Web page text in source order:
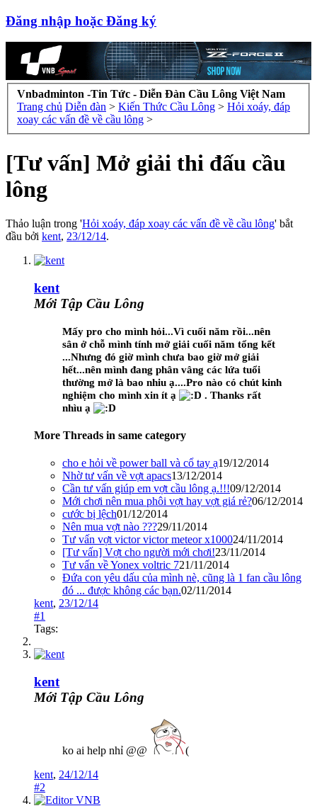
Đăng nhập hoặc Đăng ký
Vnbadminton -Tin Tức - Diễn Đàn Cầu Lông Việt Nam
Trang chủ Diễn đàn > Kiến Thức Cầu Lông > Hỏi xoáy, đáp
xoay các vấn đề về cầu lông >
[Tư vấn] Mở giải thi đấu cầu
lông
Thảo luận trong 'Hỏi xoáy, đáp xoay các vấn đề về cầu lông' bắt
đầu bởi kent, 23/12/14.
kent
Mới Tập Cầu Lông
Mấy pro cho mình hỏi...Vì cuối năm rồi...nên
sân ở chỗ mình tính mở giải cuối năm tổng kết
...Nhưng đó giờ mình chưa bao giờ mở giải
hết...nên mình đang phân vâng các lứa tuổi
thường mở là bao nhiu ạ....Pro nào có chút kinh
nghiệm cho mình xin ít ạ
. Thanks rất
nhìu ạ
More Threads in same category
cho e hỏi về power ball và cổ tay ạ19/12/2014
Nhờ tư vấn về vợt apacs13/12/2014
Cần tư vấn giúp em vợt cầu lông ạ.!!!09/12/2014
Mới chơi nên mua phôi vợt hay vợt giá rẻ?06/12/2014
cước bị lệch01/12/2014
Nên mua vợt nào ???29/11/2014
Tư vấn vợt victor victor meteor x100024/11/2014
[Tư vấn] Vợt cho người mới chơi!23/11/2014
Tư vấn về Yonex voltric 721/11/2014
Đứa con yêu dấu của mình nè, cũng là 1 fan cầu lông
đó ... được không các bạn.02/11/2014
kent, 23/12/14
#1
Tags:
kent
Mới Tập Cầu Lông
ko ai help nhỉ @@
(
kent, 24/12/14
#2